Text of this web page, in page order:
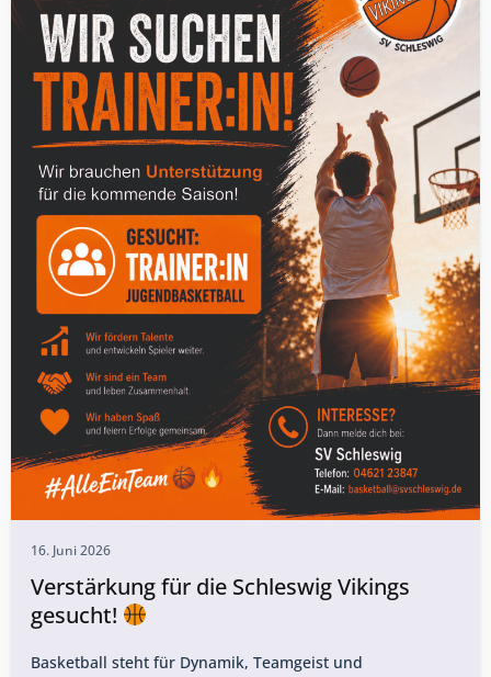
16. Juni 2026
Verstärkung für die Schleswig Vikings
gesucht!
Basketball steht für Dynamik, Teamgeist und